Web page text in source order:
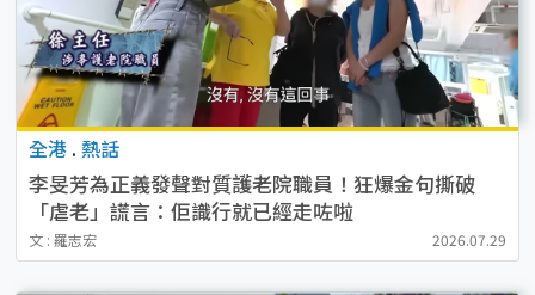
全港 . 熱話
李旻芳為正義發聲對質護老院職員！狂爆金句撕破
「虐老」謊言：佢識行就已經走咗啦
文 : 羅志宏 2026.07.29